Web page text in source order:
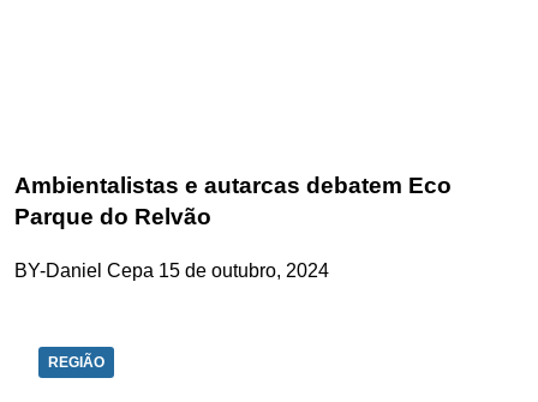
Ambientalistas e autarcas debatem Eco
Parque do Relvão
BY-Daniel Cepa 15 de outubro, 2024
REGIÃO